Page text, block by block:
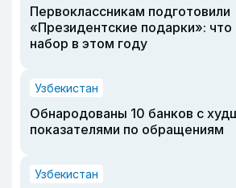
Первоклассникам подготовили
«Президентские подарки»: что
набор в этом году
Узбекистан
Обнародованы 10 банков с
показателями по обращениям
Узбекистан